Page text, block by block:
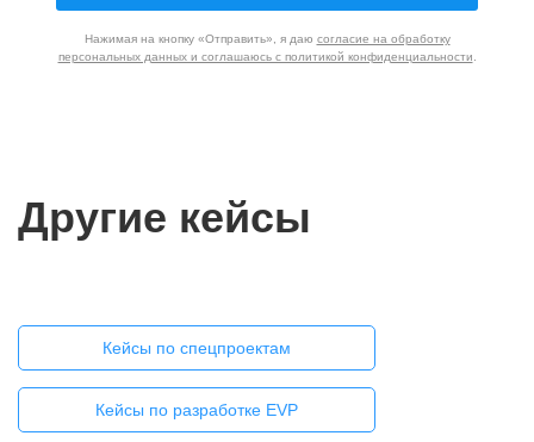
Нажимая на кнопку «Отправить», я даю согласие на обработку
персональных данных и соглашаюсь с политикой конфиденциальности.
Другие кейсы
Кейсы по спецпроектам
Кейсы по разработке EVP